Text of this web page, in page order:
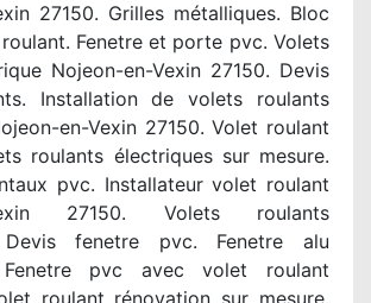
27150. Grilles métalliques. Bloc
Fenetre et porte pvc. Volets
Nojeon-en-Vexin 27150. Devis
Installation de volets roulants
en-Vexin 27150. Volet roulant
roulants électriques sur mesure.
pvc. Installateur volet roulant
27150. Volets roulants
Devis fenetre pvc. Fenetre alu
Fenetre pvc avec volet roulant
roulant rénovation sur mesure.